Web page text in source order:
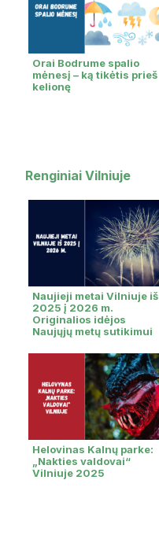
Orai Bodrume spalio
mėnesį – ką tikėtis prieš
kelionę
Renginiai Vilniuje
Naujieji metai Vilniuje iš
2025 į 2026 m.
Originalios idėjos
Naujųjų metų sutikimui
Helovinas Kalnų parke:
„Nakties valdovai“
Vilniuje 2025